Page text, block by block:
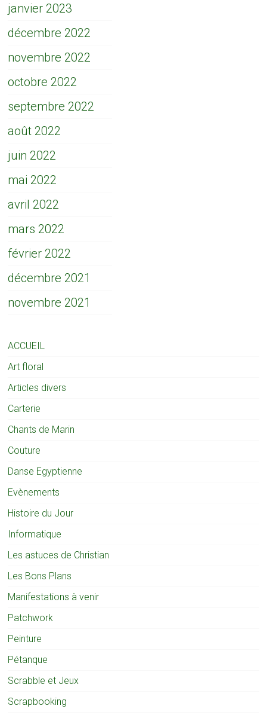
janvier 2023
décembre 2022
novembre 2022
octobre 2022
septembre 2022
août 2022
juin 2022
mai 2022
avril 2022
mars 2022
février 2022
décembre 2021
novembre 2021
ACCUEIL
Art floral
Articles divers
Carterie
Chants de Marin
Couture
Danse Egyptienne
Evènements
Histoire du Jour
Informatique
Les astuces de Christian
Les Bons Plans
Manifestations à venir
Patchwork
Peinture
Pétanque
Scrabble et Jeux
Scrapbooking